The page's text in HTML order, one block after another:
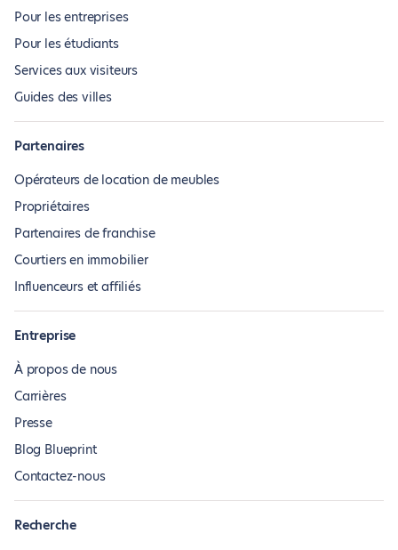
Pour les entreprises
Pour les étudiants
Services aux visiteurs
Guides des villes
Partenaires
Opérateurs de location de meubles
Propriétaires
Partenaires de franchise
Courtiers en immobilier
Influenceurs et affiliés
Entreprise
À propos de nous
Carrières
Presse
Blog Blueprint
Contactez-nous
Recherche